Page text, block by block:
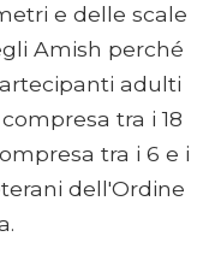
e delle scale
Amish perché
adulti
tra i 18
tra i 6 e i
dell'Ordine